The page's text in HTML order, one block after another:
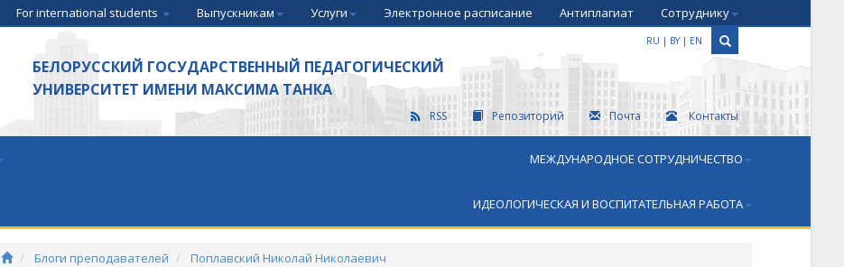
For international students Выпускникам Услуги Электронное расписание Антиплагиат Сотруднику
БЕЛОРУССКИЙ ГОСУДАРСТВЕННЫЙ ПЕДАГОГИЧЕСКИЙ
УНИВЕРСИТЕТ ИМЕНИ МАКСИМА ТАНКА
RU | BY | EN
RSS Репозиторий Почта Контакты
МЕЖДУНАРОДНОЕ СОТРУДНИЧЕСТВО
ИДЕОЛОГИЧЕСКАЯ И ВОСПИТАТЕЛЬНАЯ РАБОТА
Блоги преподавателей Поплавский Николай Николаевич